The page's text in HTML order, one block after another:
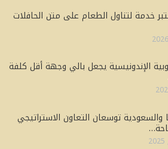
خدمة لتناول الطعام على متن الحافلات
الإندونيسية يجعل بالي وجهة أقل كلفة
والسعودية توسعان التعاون الاستراتيجي